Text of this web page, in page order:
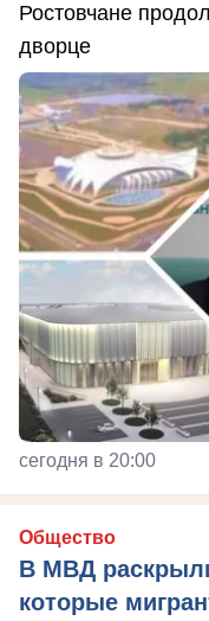
Ростовчане
дворце
сегодня в 20:00
Общество
В МВД
которые